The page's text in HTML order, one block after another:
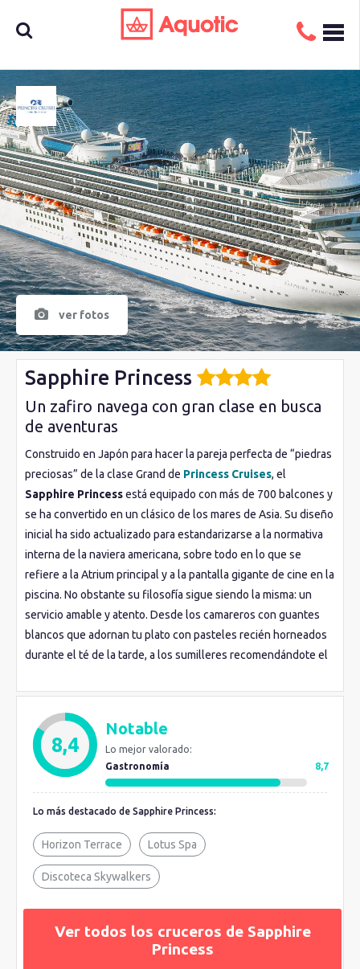
Busca
aquí tu
crucero
ver fotos
Sapphire Princess
Un zafiro navega con gran clase en busca
de aventuras
Construido en Japón para hacer la pareja perfecta de “piedras
preciosas” de la clase Grand de Princess Cruises, el
Sapphire Princessestá equipado con más de 700 balcones y
se ha convertido en un clásico de los mares de Asia. Su diseño
inicial ha sido actualizado para estandarizarse a la normativa
interna de la naviera americana, sobre todo en lo que se
refiere a la Atrium principal y a la pantalla gigante de cine en la
piscina. No obstante su filosofía sigue siendo la misma: un
servicio amable y atento. Desde los camareros con guantes
blancos que adornan tu plato con pasteles recién horneados
durante el té de la tarde, a los sumilleres recomendándote el
los menores de 3 a 17 años tienen garantizada la diversión
porque disponen de su propio espacio y un variado
de animación. En la actualidad se han modernizado sus salas
y desde las 9:00h hasta las 22:00h tendrán tiempo para
compartir videojuegos, ver películas, jugar al futbolín,
aprender juegos de mesa o cantar en el karaoke. Tanto este
barco como su otra joya, elDiamond Princess
variadasinstalaciones para la diversión de los huéspedes y
elegantescamarotes
perfectamente equipados, que ofrecen
el mñaximo confort a cada huésped.
8,4
Notable
Lo mejor valorado:
Gastronomía
8,7
Lo más destacado de Sapphire Princess:
Horizon Terrace Lotus Spa
Discoteca Skywalkers
Ver todos los cruceros de Sapphire
Princess